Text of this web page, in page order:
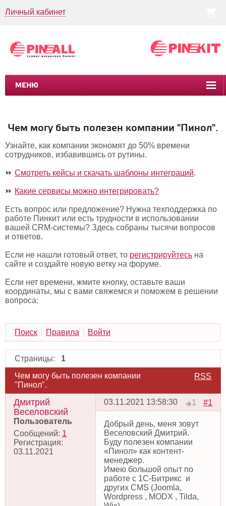
Личный кабинет
МЕНЮ
CRM CMS КЕЙСЫ
Чем могу быть полезен компании "Пинол".
Узнайте, как компании экономят до 50% времени
сотрудников, избавившись от рутины.
⏩ Смотреть кейсы и скачать шаблоны интеграций.
⏩ Какие сервисы можно интегрировать?
Есть вопрос или предложение? Нужна техподдержка по
работе Пинкит или есть трудности в использовании
вашей CRM-системы? Здесь собраны тысячи вопросов
и ответов.
Если не нашли готовый ответ, то регистрируйтесь на
сайте и создайте новую ветку на форуме.
Если нет времени, жмите кнопку, оставьте ваши
координаты, мы с вами свяжемся и поможем в решении
вопроса:
Поиск Правила Войти
Страницы: 1
RSS
Чем могу быть полезен компании
"Пинол".
Дмитрий
Веселовский
Пользователь
Сообщений: 1
Регистрация:
03.11.2021
#1
1
03.11.2021 13:58:30
Добрый день, меня зовут
Веселовский Дмитрий.
Буду полезен компании
«Пинол» как контент-
менеджер.
Имею большой опыт по
работе с 1С-Битрикс и
других CMS (Joomla,
Wordpress , MODX , Tilda,